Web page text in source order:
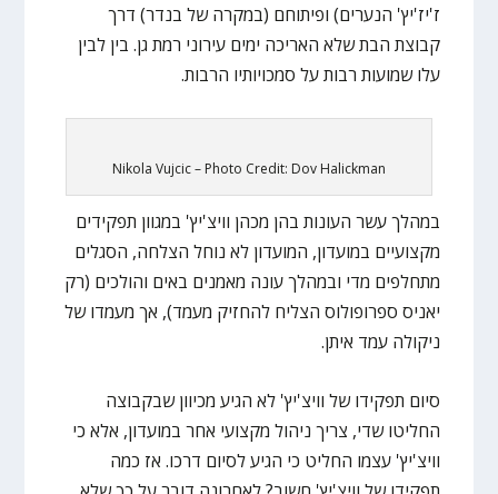
ז'יז'יץ' הנערים) ופיתוחם (במקרה של בנדר) דרך
קבוצת הבת שלא האריכה ימים עירוני רמת גן. בין לבין
עלו שמועות רבות על סמכויותיו הרבות.
Nikola Vujcic – Photo Credit: Dov Halickman
במהלך עשר העונות בהן מכהן וויצ'יץ' במגוון תפקידים
מקצועיים במועדון, המועדון לא נוחל הצלחה, הסגלים
מתחלפים מדי ובמהלך עונה מאמנים באים והולכים (רק
יאניס ספרופולוס הצליח להחזיק מעמד), אך מעמדו של
ניקולה עמד איתן.
סיום תפקידו של וויצ'יץ' לא הגיע מכיוון שבקבוצה
החליטו שדי, צריך ניהול מקצועי אחר במועדון, אלא כי
וויצ'יץ' עצמו החליט כי הגיע לסיום דרכו. אז כמה